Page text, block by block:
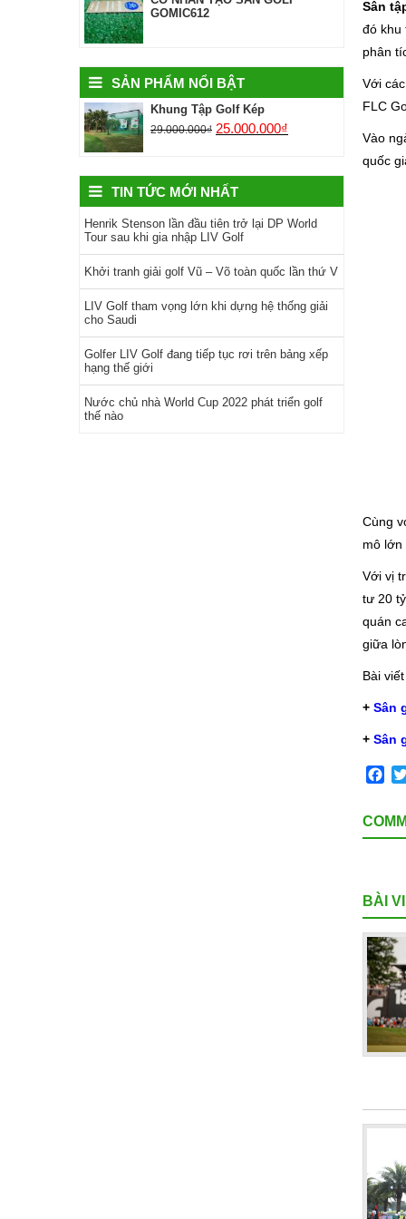
Sân
đó khu
phân
Với
FLC
Vào
quốc
Cùng
mô lớn
Với vị
tư 20
quán
giữa
Bài
+ Sân
+ Sân
BÀI
GOMIC612
SẢN PHẨM NỔI BẬT
Khung Tập Golf Kép
29.000.000₫ 25.000.000₫
TIN TỨC MỚI NHẤT
Henrik Stenson lần đầu tiên trở lại DP World
Tour sau khi gia nhập LIV Golf
Khởi tranh giải golf Vũ – Võ toàn quốc lần thứ V
LIV Golf tham vọng lớn khi dựng hệ thống giải
cho Saudi
Golfer LIV Golf đang tiếp tục rơi trên bảng xếp
hạng thế giới
Nước chủ nhà World Cup 2022 phát triển golf
thế nào